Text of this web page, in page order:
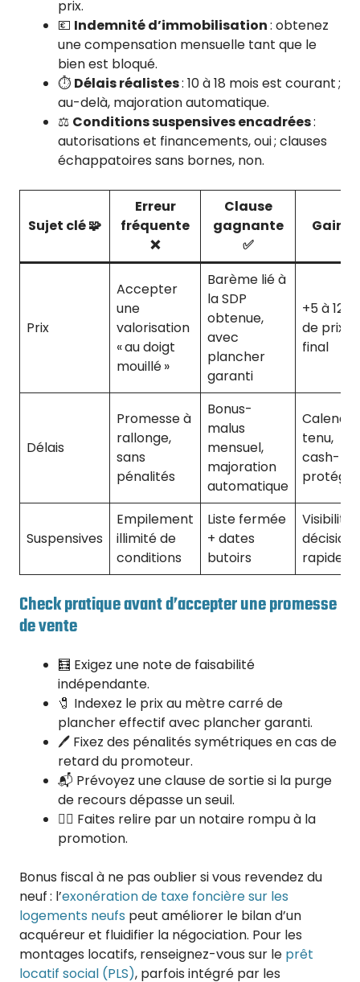
prix.
💶 Indemnité d’immobilisation: obtenez
une compensation mensuelle tant que le
bien est bloqué.
⏱️ Délais réalistes: 10 à 18 mois est courant ;
au-delà, majoration automatique.
⚖️ Conditions suspensives encadrées:
autorisations et financements, oui ; clauses
échappatoires sans bornes, non.
Sujet clé 🧩
Erreur
fréquente
❌
Clause
gagnante
✅
Gain 💥
Prix
Accepter
une
valorisation
« au doigt
mouillé »
Barème lié à
la SDP
obtenue,
avec
plancher
garanti
+5 à 12 %
de prix
final
Délais
Promesse à
rallonge,
sans
pénalités
Bonus-
malus
mensuel,
majoration
automatique
tenu,
cash-
protégé
Suspensives
Empilement
illimité de
conditions
Liste fermée
+ dates
butoirs
Visibilité,
décision
rapide
Check pratique avant d’accepter une promesse
de vente
🧮 Exigez une note de faisabilité
indépendante.
🧷 Indexez le prix au mètre carré de
plancher effectif avec plancher garanti.
🖊️ Fixez des pénalités symétriques en cas de
retard du promoteur.
📬 Prévoyez une clause de sortie si la purge
de recours dépasse un seuil.
🧑‍⚖️ Faites relire par un notaire rompu à la
promotion.
Bonus fiscal à ne pas oublier si vous revendez du
neuf : l’exonération de taxe foncière sur les
logements neufs peut améliorer le bilan d’un
acquéreur et fluidifier la négociation. Pour les
montages locatifs, renseignez-vous sur le prêt
locatif social (PLS), parfois intégré par les